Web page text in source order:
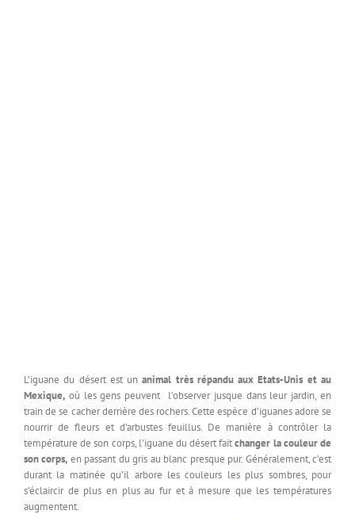
L’iguane du désert est unanimal très répandu aux Etats-Unis et au
Mexique, où les gens peuvent l’observer jusque dans leur jardin, en
train de se cacher derrière des rochers. Cette espèce d’iguanes adore se
nourrir de fleurs et d’arbustes feuillus. De manière à contrôler la
température de son corps, l’iguane du désert faitchanger la couleur de
son corps, en passant du gris au blanc presque pur. Généralement, c’est
durant la matinée qu’il arbore les couleurs les plus sombres, pour
s’éclaircir de plus en plus au fur et à mesure que les températures
augmentent.